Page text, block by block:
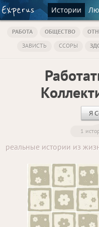
Истории
РАБОТА ОБЩЕСТВО
ЗАВИСТЬ
ССОРЫ
Я
1
реальные истории из